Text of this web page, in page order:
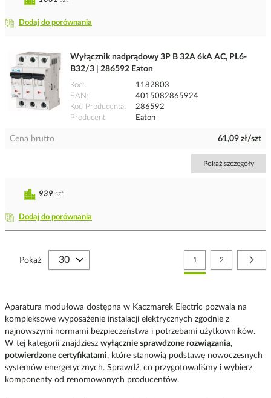
Dodaj do porównania
Wyłącznik nadprądowy 3P B 32A 6kA AC, PL6-
B32/3 | 286592 Eaton
Kod
1182803
EAN
4015082865924
Kod Producenta
286592
Producent
Eaton
Cena brutto 61,09 zł/szt
Pokaż szczegóły
Dodaj do porównania
939 szt
Strona
Aktualnie czytasz stronę
1 Strona
2
Pokaż
Aparatura modułowa dostępna w Kaczmarek Electric pozwala na
kompleksowe wyposażenie instalacji elektrycznych zgodnie z
najnowszymi normami bezpieczeństwa i potrzebami użytkowników.
W tej kategorii znajdziesz wyłącznie sprawdzone rozwiązania,
potwierdzone certyfikatami, które stanowią podstawę nowoczesnych
systemów energetycznych. Sprawdź, co przygotowaliśmy i wybierz
komponenty od renomowanych producentów.